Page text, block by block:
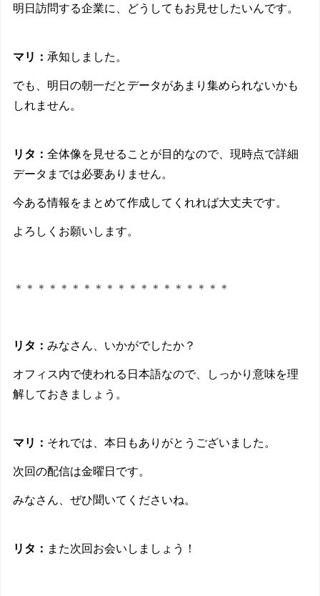
明日訪問する企業に、どうしてもお見せしたいんです。
マリ： 承知しました。
でも、明日の朝一だとデータがあまり集められないかも
しれません。
リタ： 全体像を見せることが目的なので、現時点で詳細
データまでは必要ありません。
今ある情報をまとめて作成してくれれば大丈夫です。
よろしくお願いします。
＊＊＊＊＊＊＊＊＊＊＊＊＊＊＊＊＊＊＊
リタ： みなさん、いかがでしたか？
オフィス内で使われる日本語なので、しっかり意味を理
解しておきましょう。
マリ： それでは、本日もありがとうございました。
次回の配信は金曜日です。
みなさん、ぜひ聞いてくださいね。
リタ： また次回お会いしましょう！